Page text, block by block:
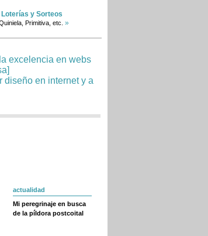
Loterías y Sorteos
Primitiva, etc. »
actualidad
Mi peregrinaje en busca
de la píldora postcoital